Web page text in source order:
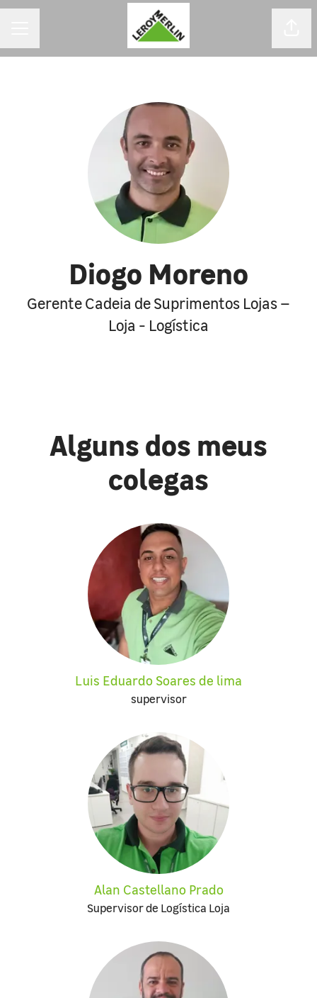
Diogo Moreno
Gerente Cadeia de Suprimentos Lojas –
Loja - Logística
Alguns dos meus
colegas
Luis Eduardo Soares de lima
supervisor
Alan Castellano Prado
Supervisor de Logística Loja